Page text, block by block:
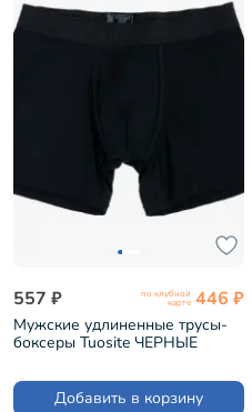
557 ₽ по клубной
карте 446 ₽
Мужские удлиненные трусы-
боксеры Tuosite ЧЕРНЫЕ
Добавить в корзину